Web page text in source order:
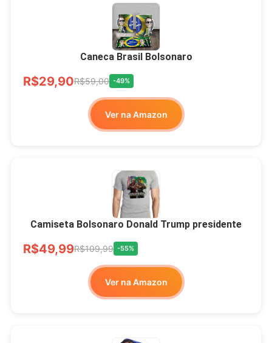
Xícara Bolsonaro
Brasão Deus Acima De
Todos
R$33,00
Ver no MERCADO
LIVRE
Caneca Brasil Bolsonaro
R$29,90R$59,00 -49%
Ver na Amazon
Camiseta Bolsonaro Donald Trump presidente
R$49,99R$109,99 -55%
Ver na Amazon